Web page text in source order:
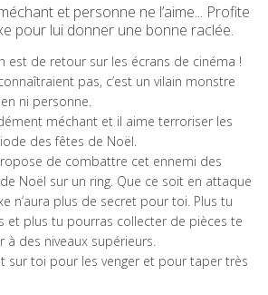
et personne ne l’aime... Profite
pour lui donner une bonne raclée.
est de retour sur les écrans de cinéma !
pas, c’est un vilain monstre
ni personne.
méchant et il aime terroriser les
des fêtes de Noël.
de combattre cet ennemi des
Noël sur un ring. Que ce soit en attaque
n’aura plus de secret pour toi. Plus tu
et plus tu pourras collecter de pièces te
à des niveaux supérieurs.
sur toi pour les venger et pour taper très